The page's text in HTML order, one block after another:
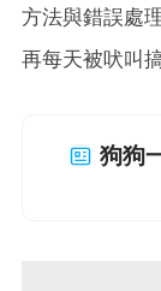
方法與錯誤處
再每天被吠叫
狗狗